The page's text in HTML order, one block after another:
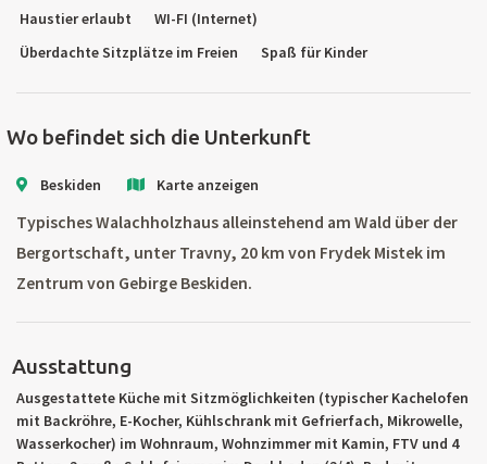
Haustier erlaubt
WI-FI (Internet)
Überdachte Sitzplätze im Freien
Spaß für Kinder
Wo befindet sich die Unterkunft
Beskiden Karte anzeigen
Typisches Walachholzhaus alleinstehend am Wald über der
Bergortschaft, unter Travny, 20 km von Frydek Mistek im
Zentrum von Gebirge Beskiden.
Ausstattung
Ausgestattete Küche mit Sitzmöglichkeiten (typischer Kachelofen
mit Backröhre, E-Kocher, Kühlschrank mit Gefrierfach, Mikrowelle,
Wasserkocher) im Wohnraum, Wohnzimmer mit Kamin, FTV und 4